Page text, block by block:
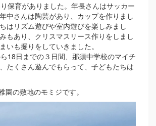
保育がありました。年長さんはサッカー
中さんは陶芸があり、カップを作りまし
はリズム遊びや室内遊びを楽しみまし
もあり、クリスマスリース作りをしまし
いも掘りをしていきました。
18日までの３日間、那須中学校のマイチ
たくさん遊んでもらって、子どもたちは
園の敷地のモミジです。